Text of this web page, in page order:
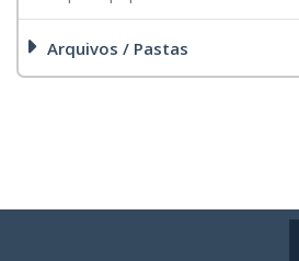
Arquivos / Pastas